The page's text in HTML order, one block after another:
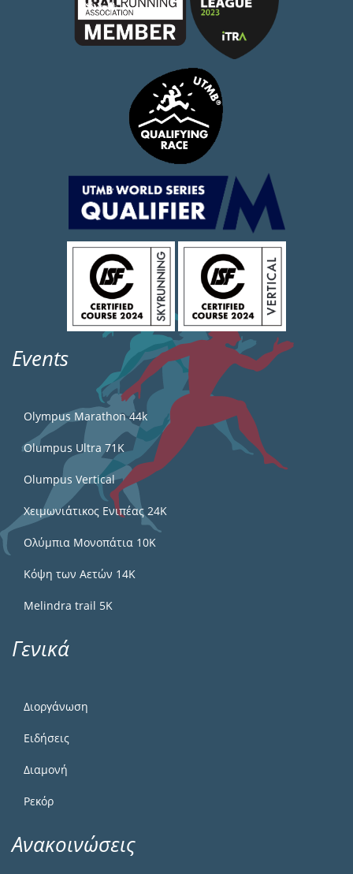
Events
Olympus Marathon 44k
Olumpus Ultra 71K
Olumpus Vertical
Χειμωνιάτικος Ενιπέας 24Κ
Ολύμπια Μονοπάτια 10Κ
Κόψη των Αετών 14Κ
Melindra trail 5Κ
Γενικά
Διοργάνωση
Ειδήσεις
Διαμονή
Ρεκόρ
Ανακοινώσεις